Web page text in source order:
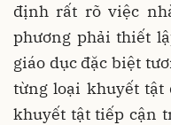
định rất rõ việc
phương phải thiết
giáo dục đặc biệt
từng loại khuyết tật
khuyết tật tiếp cận